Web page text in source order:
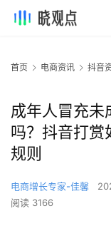
首页 电商资讯 抖音
成年人冒充未
吗？抖音打赏
规则
电商增长专家-佳馨
阅读 3166